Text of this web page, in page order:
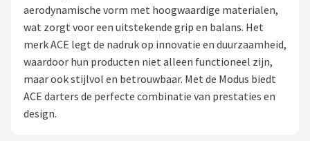
Spelregels
Uitgooilijst
Dartshop
aerodynamische vorm met hoogwaardige materialen,
wat zorgt voor een uitstekende grip en balans. Het
merk ACE legt de nadruk op innovatie en duurzaamheid,
waardoor hun producten niet alleen functioneel zijn,
maar ook stijlvol en betrouwbaar. Met de Modus biedt
ACE darters de perfecte combinatie van prestaties en
design.